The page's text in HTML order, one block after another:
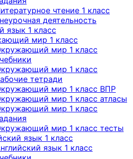
чтение 1 класс
деятельность
язык 1 класс
мир 1 класс
мир 1 класс
мир 1 класс
тетради
мир 1 класс ВПР
мир 1 класс атласы
мир 1 класс
мир 1 класс тесты
язык 1 класс
язык 1 класс